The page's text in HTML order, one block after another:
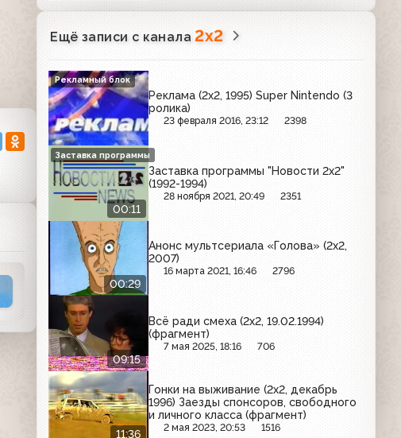
Ещё записи с канала2x2
Реклама (2x2, 1995) Super Nintendo (3
ролика)
23 февраля 2016, 23:12 2398
Рекламный блок
00:11
Заставка программы "Новости 2х2"
(1992-1994)
28 ноября 2021, 20:49 2351
Заставка программы
00:29
Анонс мультсериала «Голова» (2x2,
2007)
16 марта 2021, 16:46 2796
09:15
Всё ради смеха (2х2, 19.02.1994)
(фрагмент)
7 мая 2025, 18:16 706
11:36
Гонки на выживание (2x2, декабрь
1996) Заезды спонсоров, свободного
и личного класса (фрагмент)
2 мая 2023, 20:53 1516